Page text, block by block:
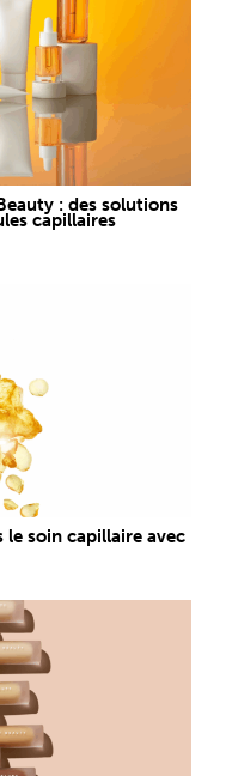
: des solutions
capillaires
le soin capillaire avec